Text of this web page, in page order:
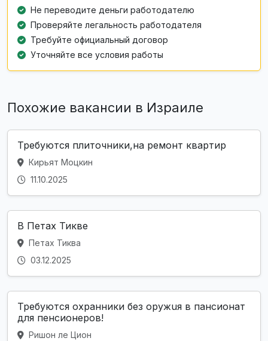
Не переводите деньги работодателю
Проверяйте легальность работодателя
Требуйте официальный договор
Уточняйте все условия работы
Похожие вакансии в Израиле
Требуются плиточники,на ремонт квартир
Кирьят Моцкин
11.10.2025
В Петах Тикве
Петах Тиква
03.12.2025
Требуются охpaнники без оружuя в пансионат
для пенсионеров!
Ришон ле Цион